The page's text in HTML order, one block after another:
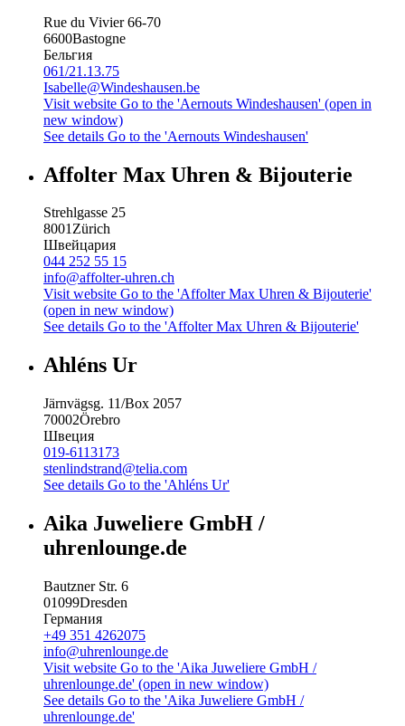
Rue du Vivier 66-70
6600Bastogne
Бельгия
061/21.13.75
Isabelle@Windeshausen.be
Visit website Go to the 'Aernouts Windeshausen' (open in
new window)
See details Go to the 'Aernouts Windeshausen'
Affolter Max Uhren & Bijouterie
Strehlgasse 25
8001Zürich
Швейцария
044 252 55 15
info@affolter-uhren.ch
Visit website Go to the 'Affolter Max Uhren & Bijouterie'
(open in new window)
See details Go to the 'Affolter Max Uhren & Bijouterie'
Ahléns Ur
Järnvägsg. 11/Box 2057
70002Örebro
Швеция
019-6113173
stenlindstrand@telia.com
See details Go to the 'Ahléns Ur'
Aika Juweliere GmbH /
uhrenlounge.de
Bautzner Str. 6
01099Dresden
Германия
+49 351 4262075
info@uhrenlounge.de
Visit website Go to the 'Aika Juweliere GmbH /
uhrenlounge.de' (open in new window)
See details Go to the 'Aika Juweliere GmbH /
uhrenlounge.de'